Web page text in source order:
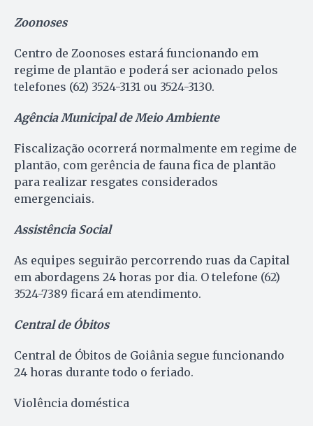
Zoonoses
Centro de Zoonoses estará funcionando em
regime de plantão e poderá ser acionado pelos
telefones (62) 3524-3131 ou 3524-3130.
Agência Municipal de Meio Ambiente
Fiscalização ocorrerá normalmente em regime de
plantão, com gerência de fauna fica de plantão
para realizar resgates considerados
emergenciais.
Assistência Social
As equipes seguirão percorrendo ruas da Capital
em abordagens 24 horas por dia. O telefone (62)
3524-7389 ficará em atendimento.
Central de Óbitos
Central de Óbitos de Goiânia segue funcionando
24 horas durante todo o feriado.
Violência doméstica